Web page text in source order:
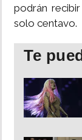
podrán
solo centavo.
Te